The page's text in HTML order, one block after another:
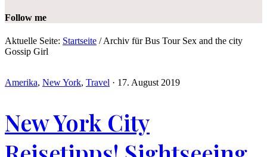
Follow me
Aktuelle Seite: Startseite /Archiv für Bus Tour Sex and the city
Gossip Girl
Amerika, New York, Travel · 17. August 2019
New York City